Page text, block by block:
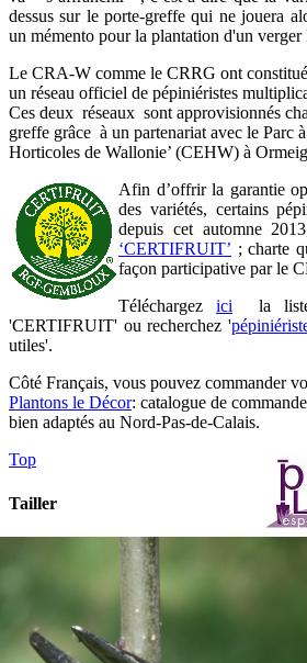
dessus sur le porte-greffe qui ne jouera
un mémento pour la plantation d'un verger
Le CRA-W comme le CRRG ont
un réseau officiel de pépiniéristes
Ces deux réseaux sont approvisionnés
greffe grâce à un partenariat avec le Parc
Horticoles de Wallonie’ (CEHW) à
Afin d’offrir la garantie
des variétés, certains
depuis cet automne
‘CERTIFRUIT’ ; charte
façon participative par le
Téléchargez ici la liste
'CERTIFRUIT' ou recherchez '
utiles'.
Côté Français, vous pouvez commander
Plantons le Décor: catalogue de
bien adaptés au Nord-Pas-de-Calais.
Top
Tailler